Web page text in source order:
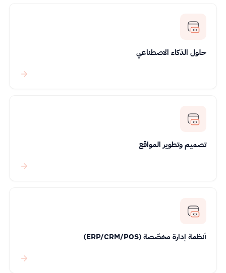
حلول الذكاء الاصطناعي
تصميم وتطوير المواقع
أنظمة إدارة مخصّصة (ERP/CRM/POS)